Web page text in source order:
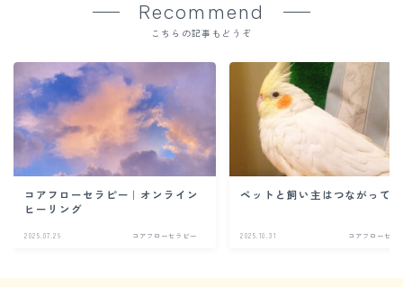
Recommend
こちらの記事もどうぞ
コアフローセラピー｜オンライン
ヒーリング
2025.07.29 コアフローセラピー
ペットと飼い主はつながって
2025.10.31 コアフローセラ